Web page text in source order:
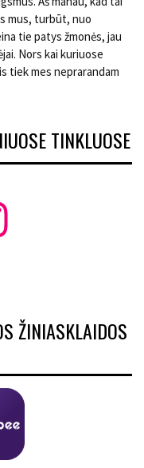
mus, turbūt, nuo
tie patys žmonės, jau
Nors kai kuriuose
tiek mes neprarandam
TINKLUOSE
ŽINIASKLAIDOS